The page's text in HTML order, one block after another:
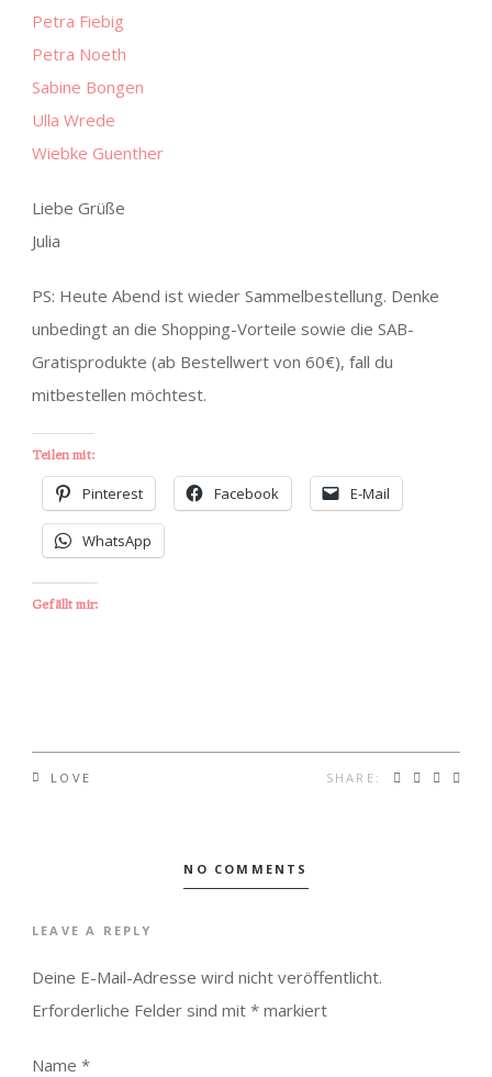
Petra Fiebig
Petra Noeth
Sabine Bongen
Ulla Wrede
Wiebke Guenther
Liebe Grüße
Julia
PS: Heute Abend ist wieder Sammelbestellung. Denke
unbedingt an die Shopping-Vorteile sowie die SAB-
Gratisprodukte (ab Bestellwert von 60€), fall du
mitbestellen möchtest.
Teilen mit:
Pinterest Facebook E-Mail
WhatsApp
Gefällt mir:
LOVE SHARE:
NO COMMENTS
LEAVE A REPLY
Deine E-Mail-Adresse wird nicht veröffentlicht.
Erforderliche Felder sind mit * markiert
Name *